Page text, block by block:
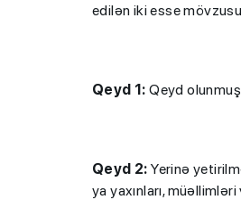
edilən iki esse
Qeyd 1: Qeyd
Qeyd 2: Yerinə
ya yaxınları,